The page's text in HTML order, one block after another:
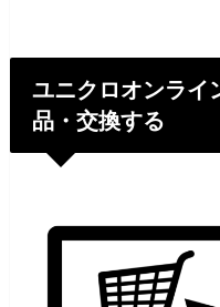
ユニクロオンライ
品・交換する